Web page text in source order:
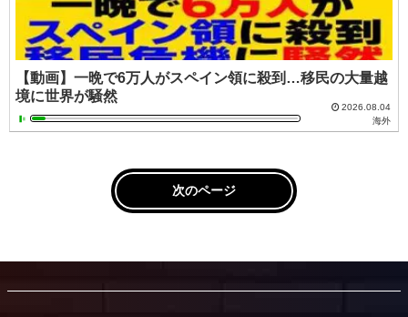
【動画】一晩で6万人がスペイン領に殺到…移民の大量越
境に世界が騒然
2026.08.04
海外
次のページ